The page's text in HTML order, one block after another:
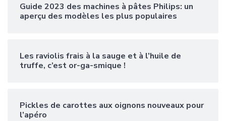
Guide 2023 des machines à pâtes Philips: un
aperçu des modèles les plus populaires
Les raviolis frais à la sauge et à l’huile de
truffe, c’est or-ga-smique !
Pickles de carottes aux oignons nouveaux pour
l’apéro